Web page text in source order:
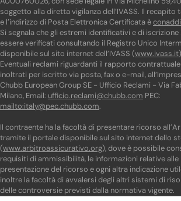
soggetto alla diretta vigilanza dell’IVASS. Il recapito
e l’indirizzo di Posta Elettronica Certificata è
Si segnala che gli estremi identificativi e di
essere verificati consultando il Registro Unico
disponibile sul sito internet dell’IVASS (www.ivass.it
Eventuali reclami riguardanti il rapporto
inoltrati per iscritto via posta, fax o e-mail,
Chubb European Group SE - Ufficio Reclami - Via
Milano, Email: ufficio.reclami@chubb.com PEC:
mailto:italy@pec.chubb.com.
Il contraente ha la facoltà di presentare ricorso
tramite il portale disponibile sul sito internet dello
(www.arbitroassicurativo.org), dove è possibile
requisiti di ammissibilità, le informazioni relative
presentazione del ricorso e ogni altra indicazione
inoltre la facoltà di avvalersi degli altri sistemi di
delle controversie previsti dalla normativa vigente.